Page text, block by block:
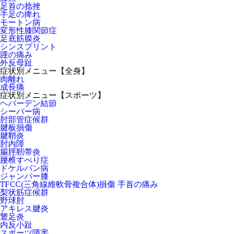
足首の捻挫
手足の痺れ
モートン病
変形性膝関節症
足底筋膜炎
シンスプリント
踵の痛み
外反母趾
症状別メニュー【全身】
肉離れ
成長痛
症状別メニュー【スポーツ】
ヘバーデン結節
シーバー病
肘部管症候群
腱板損傷
腱鞘炎
肘内障
腸脛靭帯炎
腰椎すべり症
ドケルバン病
ジャンパー膝
TFCC(三角線維軟骨複合体)損傷 手首の痛み
梨状筋症候群
野球肘
アキレス腱炎
鵞足炎
内反小趾